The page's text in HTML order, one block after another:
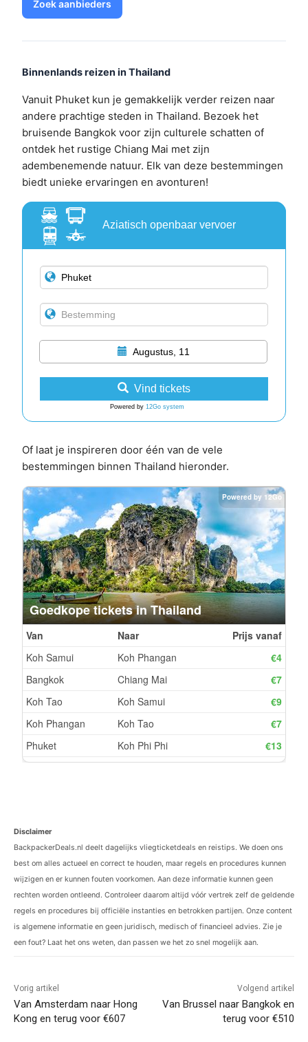
Zoek aanbieders
Binnenlands reizen in Thailand
Vanuit Phuket kun je gemakkelijk verder reizen naar
andere prachtige steden in Thailand. Bezoek het
bruisende Bangkok voor zijn culturele schatten of
ontdek het rustige Chiang Mai met zijn
adembenemende natuur. Elk van deze bestemmingen
biedt unieke ervaringen en avonturen!
Aziatisch openbaar vervoer
Augustus, 11
Vind tickets
Powered by 12Go system
Of laat je inspireren door één van de vele
bestemmingen binnen Thailand hieronder.
Disclaimer
BackpackerDeals.nl deelt dagelijks vliegticketdeals en reistips. We doen ons
best om alles actueel en correct te houden, maar regels en procedures kunnen
wijzigen en er kunnen fouten voorkomen. Aan deze informatie kunnen geen
rechten worden ontleend. Controleer daarom altijd vóór vertrek zelf de geldende
regels en procedures bij officiële instanties en betrokken partijen. Onze content
is algemene informatie en geen juridisch, medisch of financieel advies. Zie je
een fout? Laat het ons weten, dan passen we het zo snel mogelijk aan.
Vorig artikel
Van Amsterdam naar Hong
Kong en terug voor €607
Volgend artikel
Van Brussel naar Bangkok en
terug voor €510